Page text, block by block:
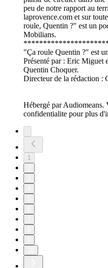
peu de notre rapport au
laprovence.com et sur
roule, Quentin ?" est un
Mobilians.
"Ça roule Quentin ?" est
Présenté par : Eric Miguet
Quentin Choquer.
Directeur de la rédaction :
Hébergé par Audiomeans.
confidentialite pour plus
1